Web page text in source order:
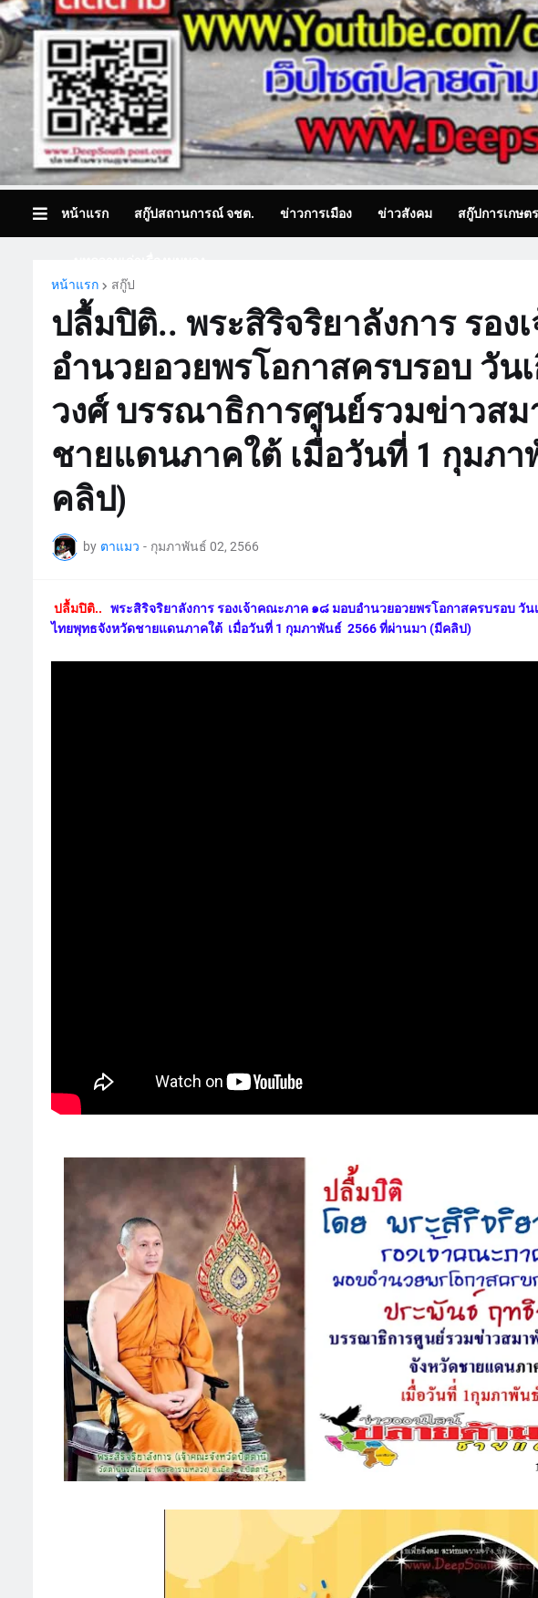
หน้าแรก สกู๊ปสถานการณ์ จชต. ข่าวการเมือง ข่าวสังคม สกู๊ปการเกษตร
หน้าแรก
สกู๊ป
ปลื้มปิติ.. พระสิริจริยาลังการ รอ
อำนวยอวยพรโอกาสครบรอบ วัน
วงศ์ บรรณาธิการศูนย์รวมข่าวส
ชายแดนภาคใต้ เมื่อวันที่ 1 กุมภา
คลิป)
by ตาแมว - กุมภาพันธ์ 02, 2566
ปลื้มปิติ.. พระสิริจริยาลังการ รองเจ้าคณะภาค ๑๘ มอบอำนวยอวยพรโอกาสครบรอบ
ไทยพุทธจังหวัดชายแดนภาคใต้ เมื่อวันที่ 1 กุมภาพันธ์ 2566 ที่ผ่านมา (มีคลิป)